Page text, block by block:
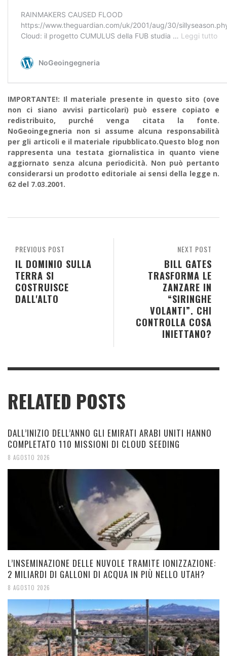
IMPORTANTE!: Il materiale presente in questo sito (ove
non ci siano avvisi particolari) può essere copiato e
redistribuito, purché venga citata la fonte.
NoGeoingegneria non si assume alcuna responsabilità
per gli articoli e il materiale ripubblicato.Questo blog non
rappresenta una testata giornalistica in quanto viene
aggiornato senza alcuna periodicità. Non può pertanto
considerarsi un prodotto editoriale ai sensi della legge n.
62 del 7.03.2001.
NEXT POST
BILL GATES
TRASFORMA LE
ZANZARE IN
“SIRINGHE
VOLANTI”. CHI
CONTROLLA COSA
INIETTANO?
PREVIOUS POST
IL DOMINIO SULLA
TERRA SI
COSTRUISCE
DALL'ALTO
RELATED POSTS
DALL’INIZIO DELL’ANNO GLI EMIRATI ARABI UNITI HANNO
COMPLETATO 110 MISSIONI DI CLOUD SEEDING
8 AGOSTO 2026
L’INSEMINAZIONE DELLE NUVOLE TRAMITE IONIZZAZIONE:
2 MILIARDI DI GALLONI DI ACQUA IN PIÙ NELLO UTAH?
8 AGOSTO 2026